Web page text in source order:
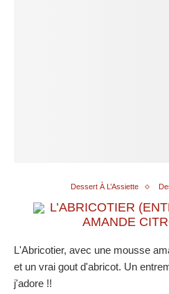
Dessert À L’Assiette
L’ABRICOTIER
AMANDE
L'Abricotier, avec une mousse
et un vrai gout d'abricot. Un
j'adore !!